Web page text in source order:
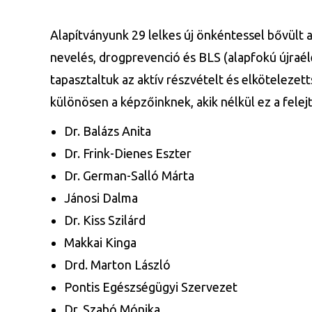
Alapítványunk 29 lelkes új önkéntessel bővült
nevelés, drogprevenció és BLS (alapfokú
tapasztaltuk az aktív részvételt és
különösen a képzőinknek, akik nélkül ez a
Dr. Balázs Anita
Dr. Frink-Dienes Eszter
Dr. German-Salló Márta
Jánosi Dalma
Dr. Kiss Szilárd
Makkai Kinga
Drd. Marton László
Pontis Egészségügyi Szervezet
Dr. Szabó Mónika